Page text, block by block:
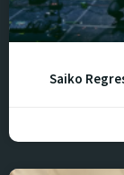
Saiko